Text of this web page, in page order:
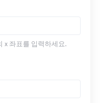
x 좌표를 입력하세요.